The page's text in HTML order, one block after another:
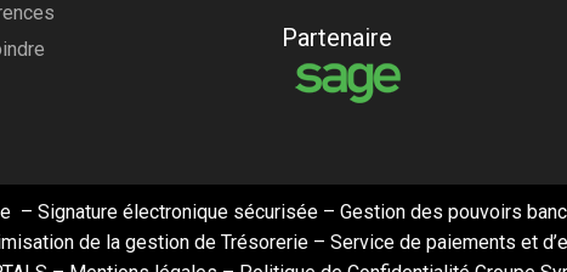
Partenaire
– Signature électronique sécurisée– Gestion des pouvoirs
de la gestion de Trésorerie – Service de paiements et